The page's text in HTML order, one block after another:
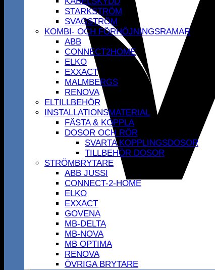
STARKSTRÖM
SVAGSTRÖM
KOMBI- OCH FÖRHÖJNINGSRAMAR
ABB
CONNECT2HOME
ELKO
EXXACT
MALMBERGS
RENOVA
ELTILLBEHÖR
INSTALLATIONSMATERIAL
FÄSTA & KOPPLA
DOSOR OCH RÖR
SVARTA KOPPLINGSDOSOR
TILLBEHÖR DOSOR
STRÖMBRYTARE
ABB JUSSI
CONNECT-2-HOME
ELKO
EXXACT
GOVENA
MB-DELTA
MB-NOVA
MB OPTIMA
RENOVA
ÖVRIGA BRYTARE